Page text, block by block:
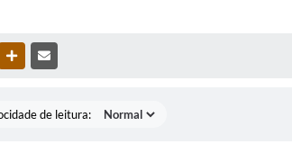
OUTRAS MÍDIAS
de leitura: